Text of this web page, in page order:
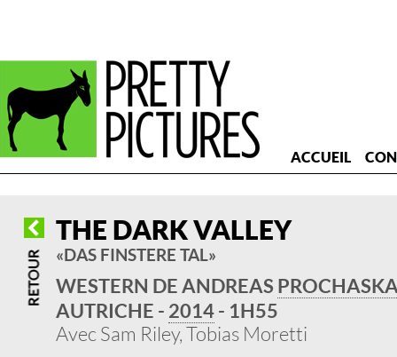
ACCUEIL
THE DARK VALLEY
« DAS FINSTERE TAL »
WESTERN DE ANDREAS
AUTRICHE - 2014- 1H55
Avec Sam Riley, Tobias Moretti